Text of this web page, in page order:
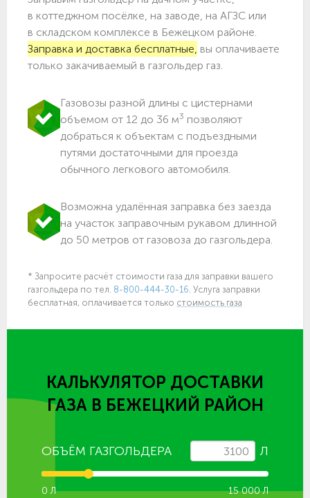
в коттеджном посёлке, на заводе, на АГЗС или
в складском комплексе в Бежецком районе.
Заправка и доставка бесплатные, вы оплачиваете
только закачиваемый в газгольдер газ.
Газовозы разной длины с цистернами
объемом от 12 до 36 м3 позволяют
добраться к объектам c подъездными
путями достаточными для проезда
обычного легкового автомобиля.
Возможна удалённая заправка без заезда
на участок заправочным рукавом длинной
до 50 метров от газовоза до газгольдера.
* Запросите расчёт стоимости газа для заправки вашего
газгольдера по тел. 8-800-444-30-16. Услуга заправки
бесплатная, оплачивается только стоимость газа
КАЛЬКУЛЯТОР ДОСТАВКИ
ГАЗА В БЕЖЕЦКИЙ РАЙОН
ОБЪЁМ ГАЗГОЛЬДЕРА Л
0 Л 15 000 Л